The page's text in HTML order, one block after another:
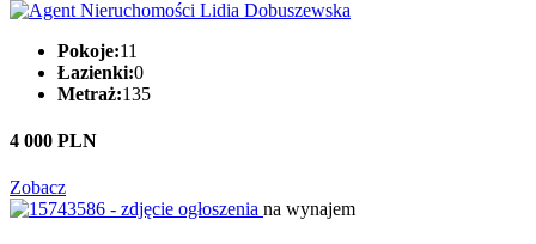
Pokoje:11
Łazienki:0
Metraż:135
4 000 PLN
Zobacz
na wynajem